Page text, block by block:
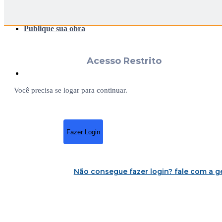
Publique sua obra
Acesso Restrito
Você precisa se logar para continuar.
Fazer Login
Não consegue fazer login? fale com a